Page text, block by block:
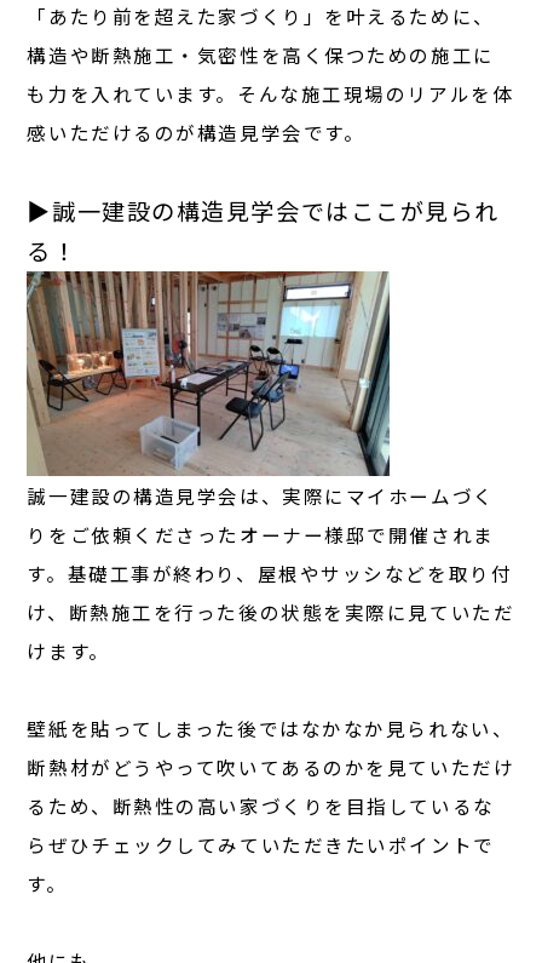
「あたり前を超えた家づくり」を叶えるために、
構造や断熱施工・気密性を高く保つための施工に
も力を入れています。そんな施工現場のリアルを体
感いただけるのが構造見学会です。
▶︎誠一建設の構造見学会ではここが見られ
る！
誠一建設の構造見学会は、実際にマイホームづく
りをご依頼くださったオーナー様邸で開催されま
す。基礎工事が終わり、屋根やサッシなどを取り付
け、断熱施工を行った後の状態を実際に見ていただ
けます。
壁紙を貼ってしまった後ではなかなか見られない、
断熱材がどうやって吹いてあるのかを見ていただけ
るため、断熱性の高い家づくりを目指しているな
らぜひチェックしてみていただきたいポイントで
す。